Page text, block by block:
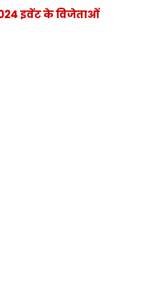
इवेंट के विजेताओं